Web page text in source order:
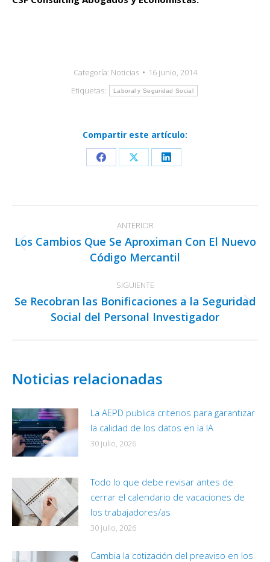
Categoría: Noticias
16 junio, 2014
Etiquetas:
Laboral y Seguridad Social
Compartir este artículo:
Share
Facebook
Share
X
Share
LinkedIn
entre
publicaciones
ANTERIOR
Publicación
anterior:
Los Cambios Que Se Aproximan Con El Nuevo
Código Mercantil
SIGUIENTE
Publicación
siguiente:
Se Recobran las Bonificaciones a la Seguridad
Social del Personal Investigador
Noticias relacionadas
La AEPD publica criterios para garantizar
la calidad de los datos en la IA
30 julio, 2026
Todo lo que debe revisar antes de
cerrar el calendario de vacaciones de
los trabajadores/as
30 julio, 2026
Cambia la cotización del preaviso en los